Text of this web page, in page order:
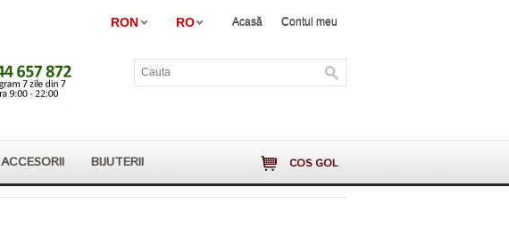
RON RO Acasă Contul meu
ACCESORII BIJUTERII COS GOL